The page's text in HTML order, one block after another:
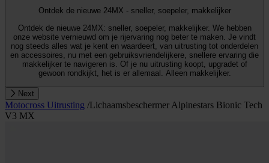
Ontdek de nieuwe 24MX - sneller, soepeler, makkelijker
Ontdek de nieuwe 24MX: sneller, soepeler, makkelijker. We hebben
onze website vernieuwd om je rijervaring nog beter te maken. Je vindt
nog steeds alles wat je kent en waardeert, van uitrusting tot onderdelen
en accessoires, nu met een gebruiksvriendelijkere, snellere ervaring die
makkelijker te navigeren is. Of je nu uitrusting koopt, upgradet of
gewoon rondkijkt, het is er allemaal. Alleen makkelijker.
Next
Motocross Uitrusting /Lichaamsbeschermer Alpinestars Bionic Tech
V3 MX